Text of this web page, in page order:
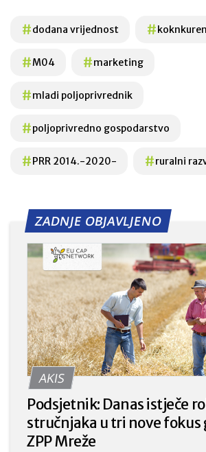
#dodana vrijednost #
#M04 #marketing
#mladi poljoprivrednik
#poljoprivredno gospodarstvo
#PRR 2014.-2020- #ruralni
ZADNJE OBJAVLJENO
AKIS
Podsjetnik: Danas istječe
stručnjaka u tri nove fokus
ZPP Mreže